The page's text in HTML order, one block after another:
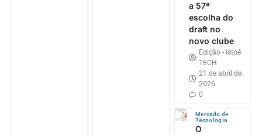
a 57ª
escolha do
draft no
novo clube
Edição - Istoé
TECH
21 de abril de
2026
0
Mercado de
Tecnologia
O